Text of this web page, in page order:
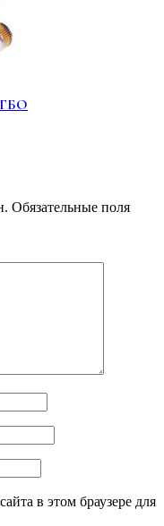
ГБО
Обязательные поля
в этом браузере для